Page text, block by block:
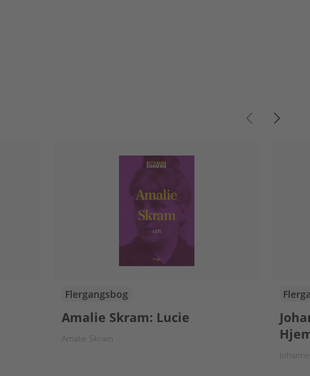
Flergangsbog
Amalie Skram: Lucie
Amalie Skram